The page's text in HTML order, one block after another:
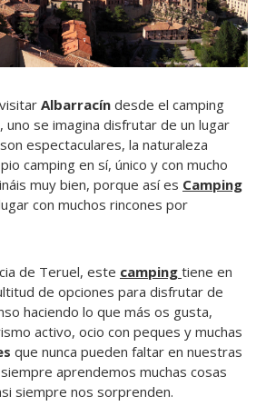
Albarracín desde el camping
uno se imagina disfrutar de un lugar
espectaculares, la naturaleza
camping en sí, único y con mucho
muy bien, porque así es Camping
con muchos rincones por
de Teruel, este camping tiene en
de opciones para disfrutar de
haciendo lo que más os gusta,
activo, ocio con peques y muchas
que nunca pueden faltar en nuestras
aprendemos muchas cosas
siempre nos sorprenden.